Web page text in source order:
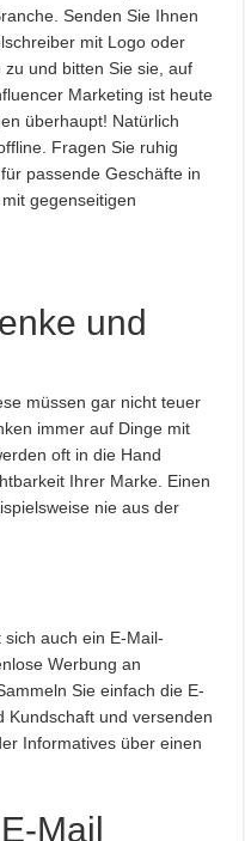
Senden Sie Ihnen
mit Logo oder
und bitten Sie sie, auf
Marketing ist heute
überhaupt! Natürlich
Fragen Sie ruhig
passende Geschäfte in
gegenseitigen
und
müssen gar nicht teuer
immer auf Dinge mit
oft in die Hand
Ihrer Marke. Einen
nie aus der
auch ein E-Mail-
Werbung an
Sie einfach die E-
Kundschaft und versenden
Informatives über einen
Mail